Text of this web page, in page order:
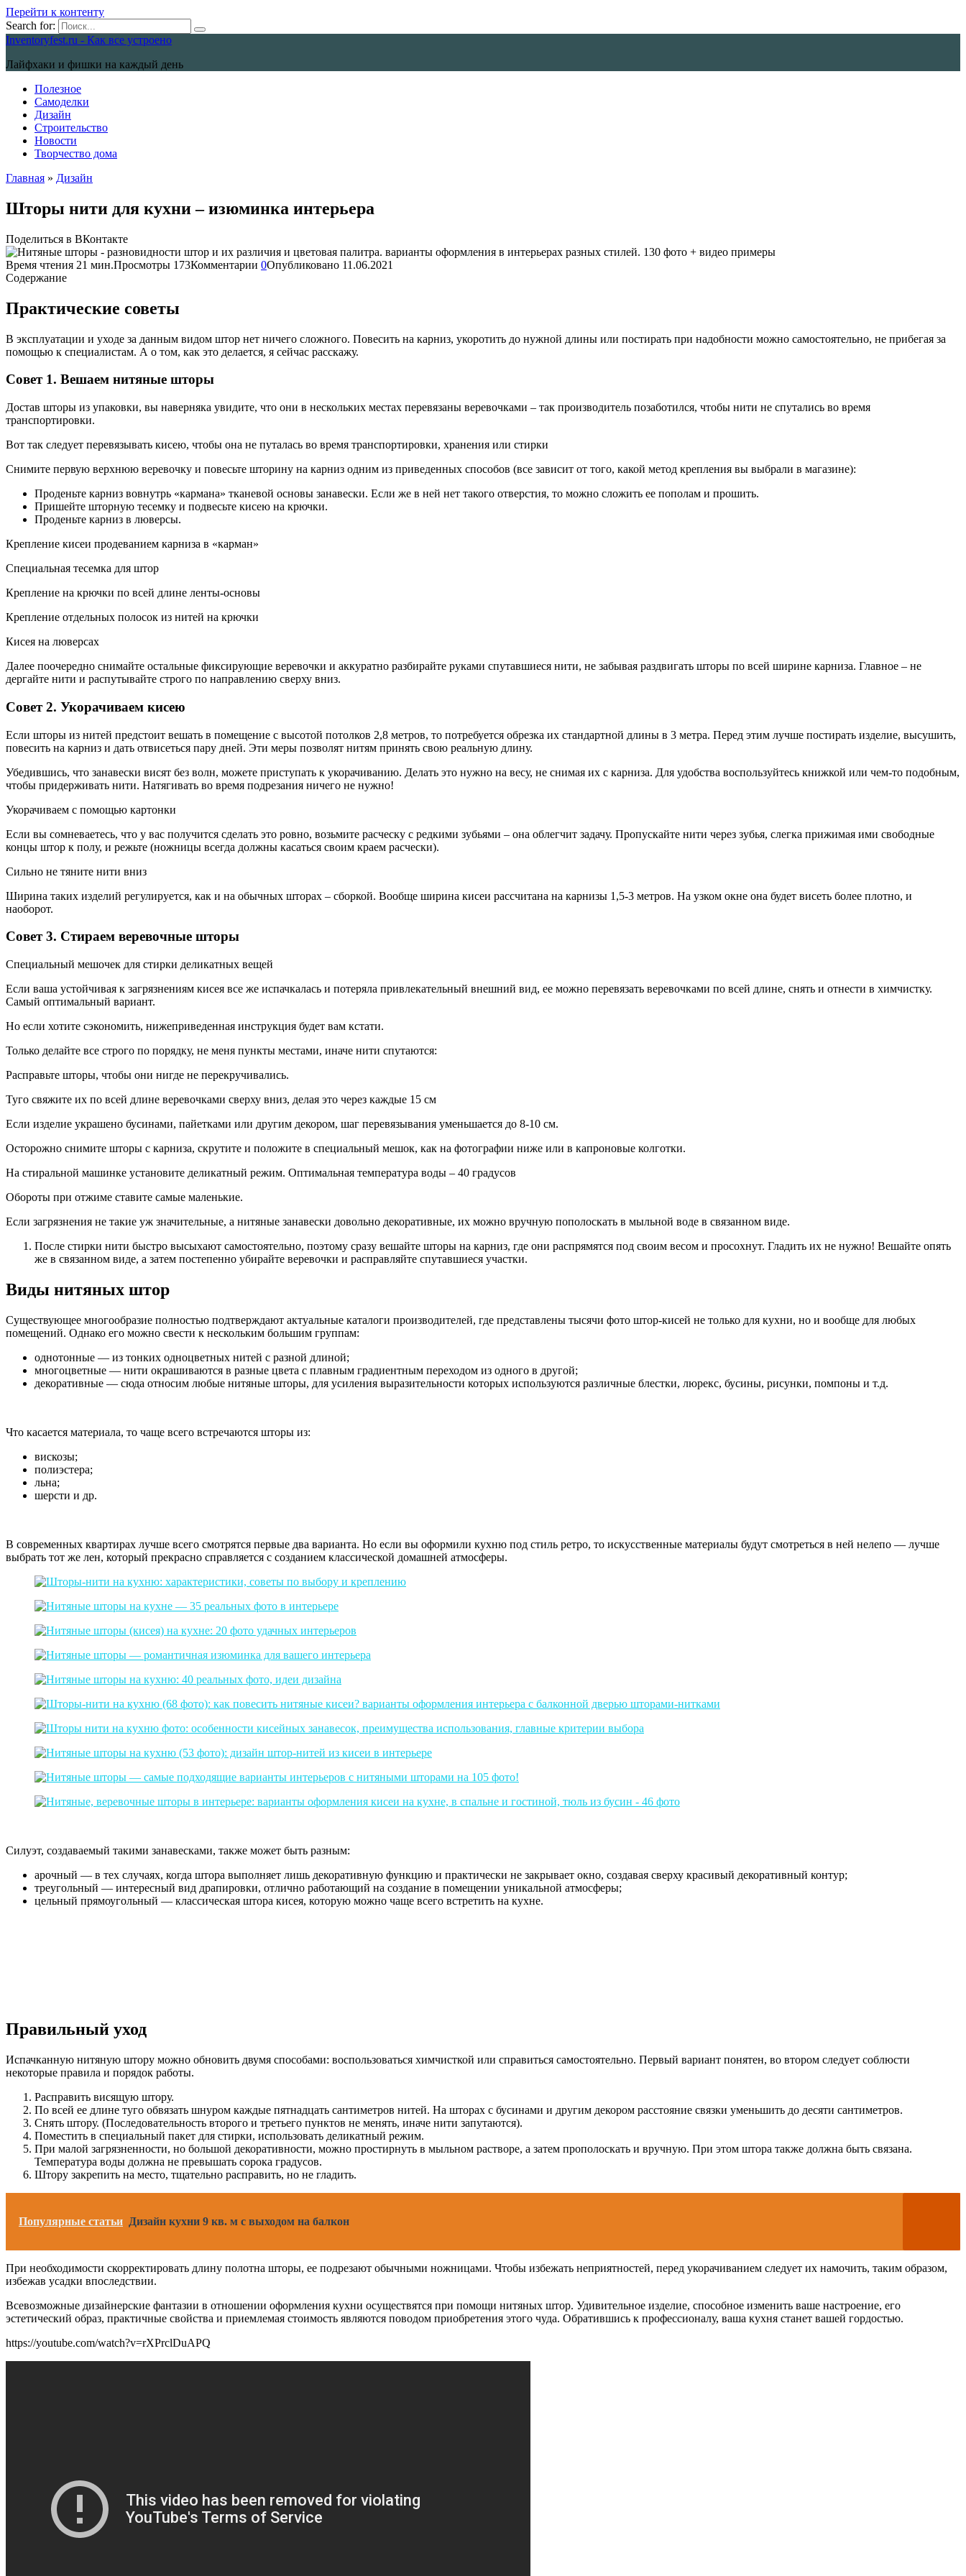
Перейти к контенту
Search for:
Inventoryfest.ru - Как все устроено
Лайфхаки и фишки на каждый день
Полезное
Самоделки
Дизайн
Строительство
Новости
Творчество дома
Главная » Дизайн
Шторы нити для кухни – изюминка интерьера
Поделиться в ВКонтакте
Время чтения 21 мин.Просмотры 173Комментарии 0Опубликовано 11.06.2021
Содержание
Практические советы
В эксплуатации и уходе за данным видом штор нет ничего сложного. Повесить на карниз, укоротить до нужной длины или постирать при надобности можно самостоятельно, не прибегая за
помощью к специалистам. А о том, как это делается, я сейчас расскажу.
Совет 1. Вешаем нитяные шторы
Достав шторы из упаковки, вы наверняка увидите, что они в нескольких местах перевязаны веревочками – так производитель позаботился, чтобы нити не спутались во время
транспортировки.
Вот так следует перевязывать кисею, чтобы она не путалась во время транспортировки, хранения или стирки
Снимите первую верхнюю веревочку и повесьте шторину на карниз одним из приведенных способов (все зависит от того, какой метод крепления вы выбрали в магазине):
Проденьте карниз вовнутрь «кармана» тканевой основы занавески. Если же в ней нет такого отверстия, то можно сложить ее пополам и прошить.
Пришейте шторную тесемку и подвесьте кисею на крючки.
Проденьте карниз в люверсы.
Крепление кисеи продеванием карниза в «карман»
Специальная тесемка для штор
Крепление на крючки по всей длине ленты-основы
Крепление отдельных полосок из нитей на крючки
Кисея на люверсах
Далее поочередно снимайте остальные фиксирующие веревочки и аккуратно разбирайте руками спутавшиеся нити, не забывая раздвигать шторы по всей ширине карниза. Главное – не
дергайте нити и распутывайте строго по направлению сверху вниз.
Совет 2. Укорачиваем кисею
Если шторы из нитей предстоит вешать в помещение с высотой потолков 2,8 метров, то потребуется обрезка их стандартной длины в 3 метра. Перед этим лучше постирать изделие, высушить,
повесить на карниз и дать отвисеться пару дней. Эти меры позволят нитям принять свою реальную длину.
Убедившись, что занавески висят без волн, можете приступать к укорачиванию. Делать это нужно на весу, не снимая их с карниза. Для удобства воспользуйтесь книжкой или чем-то подобным,
чтобы придерживать нити. Натягивать во время подрезания ничего не нужно!
Укорачиваем с помощью картонки
Если вы сомневаетесь, что у вас получится сделать это ровно, возьмите расческу с редкими зубьями – она облегчит задачу. Пропускайте нити через зубья, слегка прижимая ими свободные
концы штор к полу, и режьте (ножницы всегда должны касаться своим краем расчески).
Сильно не тяните нити вниз
Ширина таких изделий регулируется, как и на обычных шторах – сборкой. Вообще ширина кисеи рассчитана на карнизы 1,5-3 метров. На узком окне она будет висеть более плотно, и
наоборот.
Совет 3. Стираем веревочные шторы
Специальный мешочек для стирки деликатных вещей
Если ваша устойчивая к загрязнениям кисея все же испачкалась и потеряла привлекательный внешний вид, ее можно перевязать веревочками по всей длине, снять и отнести в химчистку.
Самый оптимальный вариант.
Но если хотите сэкономить, нижеприведенная инструкция будет вам кстати.
Только делайте все строго по порядку, не меня пункты местами, иначе нити спутаются:
Расправьте шторы, чтобы они нигде не перекручивались.
Туго свяжите их по всей длине веревочками сверху вниз, делая это через каждые 15 см
Если изделие украшено бусинами, пайетками или другим декором, шаг перевязывания уменьшается до 8-10 см.
Осторожно снимите шторы с карниза, скрутите и положите в специальный мешок, как на фотографии ниже или в капроновые колготки.
На стиральной машинке установите деликатный режим. Оптимальная температура воды – 40 градусов
Обороты при отжиме ставите самые маленькие.
Если загрязнения не такие уж значительные, а нитяные занавески довольно декоративные, их можно вручную пополоскать в мыльной воде в связанном виде.
После стирки нити быстро высыхают самостоятельно, поэтому сразу вешайте шторы на карниз, где они распрямятся под своим весом и просохнут. Гладить их не нужно! Вешайте опять
же в связанном виде, а затем постепенно убирайте веревочки и расправляйте спутавшиеся участки.
Виды нитяных штор
Существующее многообразие полностью подтверждают актуальные каталоги производителей, где представлены тысячи фото штор-кисей не только для кухни, но и вообще для любых
помещений. Однако его можно свести к нескольким большим группам:
однотонные — из тонких одноцветных нитей с разной длиной;
многоцветные — нити окрашиваются в разные цвета с плавным градиентным переходом из одного в другой;
декоративные — сюда относим любые нитяные шторы, для усиления выразительности которых используются различные блестки, люрекс, бусины, рисунки, помпоны и т.д.
Что касается материала, то чаще всего встречаются шторы из:
вискозы;
полиэстера;
льна;
шерсти и др.
В современных квартирах лучше всего смотрятся первые два варианта. Но если вы оформили кухню под стиль ретро, то искусственные материалы будут смотреться в ней нелепо — лучше
выбрать тот же лен, который прекрасно справляется с созданием классической домашней атмосферы.
Силуэт, создаваемый такими занавесками, также может быть разным:
арочный — в тех случаях, когда штора выполняет лишь декоративную функцию и практически не закрывает окно, создавая сверху красивый декоративный контур;
треугольный — интересный вид драпировки, отлично работающий на создание в помещении уникальной атмосферы;
цельный прямоугольный — классическая штора кисея, которую можно чаще всего встретить на кухне.
Правильный уход
Испачканную нитяную штору можно обновить двумя способами: воспользоваться химчисткой или справиться самостоятельно. Первый вариант понятен, во втором следует соблюсти
некоторые правила и порядок работы.
Расправить висящую штору.
По всей ее длине туго обвязать шнуром каждые пятнадцать сантиметров нитей. На шторах с бусинами и другим декором расстояние связки уменьшить до десяти сантиметров.
Снять штору. (Последовательность второго и третьего пунктов не менять, иначе нити запутаются).
Поместить в специальный пакет для стирки, использовать деликатный режим.
При малой загрязненности, но большой декоративности, можно простирнуть в мыльном растворе, а затем прополоскать и вручную. При этом штора также должна быть связана.
Температура воды должна не превышать сорока градусов.
Штору закрепить на место, тщательно расправить, но не гладить.
Популярные статьи Дизайн кухни 9 кв. м с выходом на балкон
При необходимости скорректировать длину полотна шторы, ее подрезают обычными ножницами. Чтобы избежать неприятностей, перед укорачиванием следует их намочить, таким образом,
избежав усадки впоследствии.
Всевозможные дизайнерские фантазии в отношении оформления кухни осуществятся при помощи нитяных штор. Удивительное изделие, способное изменить ваше настроение, его
эстетический образ, практичные свойства и приемлемая стоимость являются поводом приобретения этого чуда. Обратившись к профессионалу, ваша кухня станет вашей гордостью.
https://youtube.com/watch?v=rXPrclDuAPQ